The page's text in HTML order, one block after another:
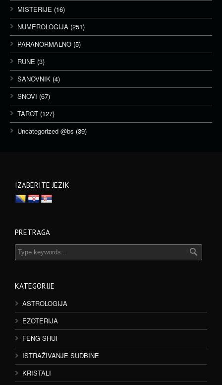
MISTERIJE (16)
NUMEROLOGIJA (251)
PARANORMALNO (5)
RUNE (3)
SANOVNIK (4)
SNOVI (67)
TAROT (127)
Uncategorized @bs (39)
IZABERITE JEZIK
PRETRAGA
KATEGORIJE
ASTROLOGIJA
EZOTERIJA
FENG SHUI
ISTRAŽIVANJE SUDBINE
KRISTALI